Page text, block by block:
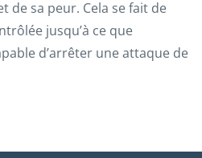
de sa peur. Cela se fait de
jusqu’à ce que
d’arrêter une attaque de